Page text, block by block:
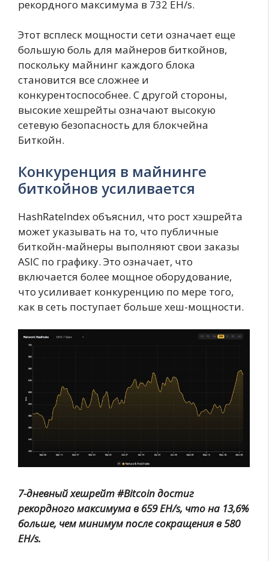
рекордного максимума в 732 EH/s.
Этот всплеск мощности сети означает еще
большую боль для майнеров биткойнов,
поскольку майнинг каждого блока
становится все сложнее и
конкурентоспособнее. С другой стороны,
высокие хешрейты означают высокую
сетевую безопасность для блокчейна
Биткойн.
Конкуренция в майнинге
биткойнов усиливается
HashRateIndex объяснил, что рост хэшрейта
может указывать на то, что публичные
биткойн-майнеры выполняют свои заказы
ASIC по графику. Это означает, что
включается более мощное оборудование,
что усиливает конкуренцию по мере того,
как в сеть поступает больше хеш-мощности.
7-дневный хешрейт #Bitcoin достиг
рекордного максимума в 659 EH/s, что на 13,6%
больше, чем минимум после сокращения в 580
EH/s.